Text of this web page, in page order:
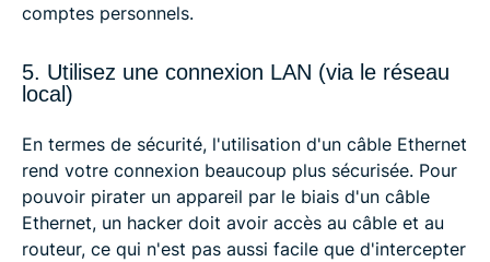
comptes personnels.
5. Utilisez une connexion LAN (via le réseau
local)
En termes de sécurité, l'utilisation d'un câble Ethernet
rend votre connexion beaucoup plus sécurisée. Pour
pouvoir pirater un appareil par le biais d'un câble
Ethernet, un hacker doit avoir accès au câble et au
routeur, ce qui n'est pas aussi facile que d'intercepter